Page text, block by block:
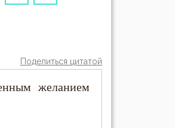
Поделиться цитатой
желанием